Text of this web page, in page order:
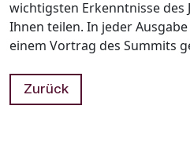
wichtigsten Erkenntnisse des
Ihnen teilen. In jeder
einem Vortrag des Summits
Zurück